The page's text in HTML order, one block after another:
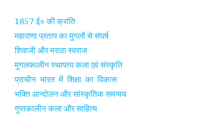
1857 ई० की क्रांति
महाराणा प्रताप का मुगलों से संघर्ष
शिवाजी और मराठा स्वराज
मुगलकालीन स्थापत्य कला एवं संस्कृति
प्राचीन भारत में शिक्षा का विकास
भक्ति आन्दोलन और सांस्कृतिक समन्वय
गुप्तकालीन कला और साहित्य